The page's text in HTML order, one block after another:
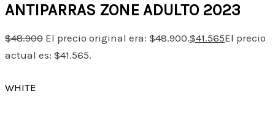
ANTIPARRAS ZONE ADULTO 2023
$48.900 El precio original era: $48.900.$41.565El precio
actual es: $41.565.
WHITE